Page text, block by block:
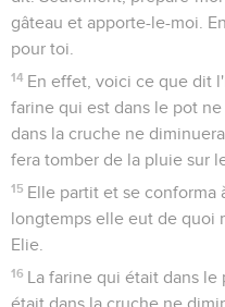
l'Eternel, et il y a 450
23 Que l'on nous donne
pour eux l'un des taureaux,
placent sur le bois, sans y
préparerai l'autre taureau et
mettre le feu.
24 Puis faites appel au nom
ferai appel au nom de
feu, c'est celui-là qui sera
Elie dit aux prophètes de